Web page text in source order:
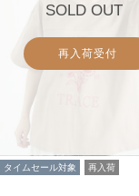
SOLD OUT
再入荷受付
タイムセール対象 再入荷